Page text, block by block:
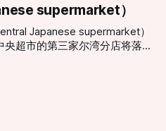
英里外的伍德伯里购物中心
边，也能时常闻到类似的酸腐
入使用。填埋场负责人汤姆·
指出，该场址在30多年前建立
制，目前已开放预订，旨在为
体验。预约地址：
美味的
supermarket）
Japanese supermarket）
食、美妆产品和厨具等。新店